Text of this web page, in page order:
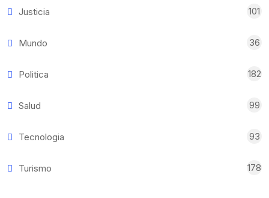
Justicia 101
Mundo 36
Politica 182
Salud 99
Tecnologia 93
Turismo 178